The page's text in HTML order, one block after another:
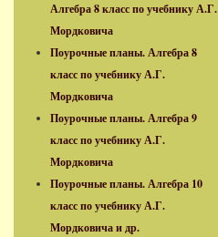
Алгебра 8 класс по учебнику А.Г.
Мордковича
Поурочные планы. Алгебра 8
класс по учебнику А.Г.
Мордковича
Поурочные планы. Алгебра 9
класс по учебнику А.Г.
Мордковича
Поурочные планы. Алгебра 10
класс по учебнику А.Г.
Мордковича и др.